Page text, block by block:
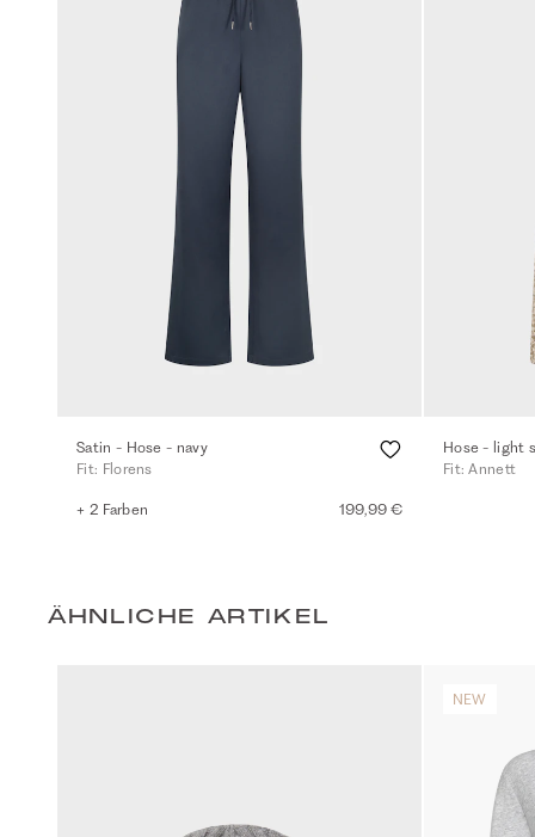
Satin - Hose - navy
Fit: Florens
+ 2 Farben 199,99 €
Hose - light
Fit: Annett
ÄHNLICHE ARTIKEL
NEW